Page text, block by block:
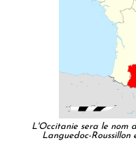
L'Occitanie sera le nom
Languedoc-